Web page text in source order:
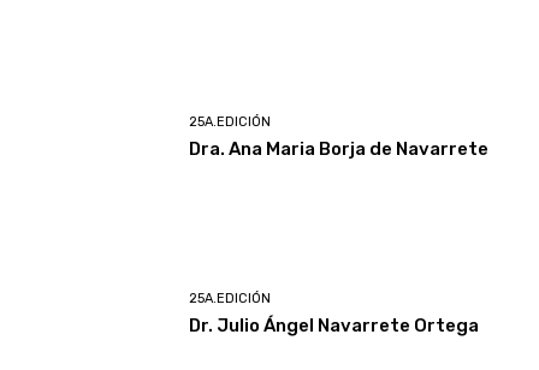
25A.EDICIÓN
Dra. Ana Maria Borja de Navarrete
25A.EDICIÓN
Dr. Julio Ángel Navarrete Ortega